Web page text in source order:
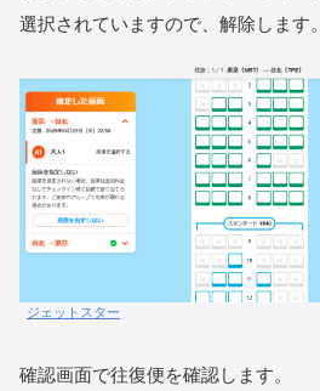
選択されていますので、解除します。
ジェットスター
確認画面で往復便を確認します。